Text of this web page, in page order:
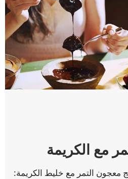
مع الكريمة
معجون التمر مع خليط الكريمة: